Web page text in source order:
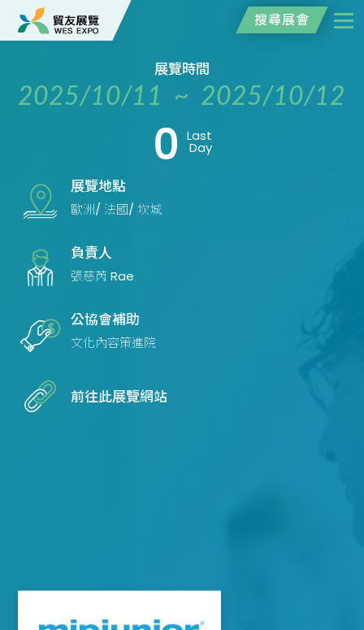
搜尋展會
展覽時間
2025/10/11 ~ 2025/10/12
0 Last
Day
展覽地點
歐洲/ 法國/ 坎城
負責人
張慈芮 Rae
公協會補助
文化內容策進院
前往此展覽網站